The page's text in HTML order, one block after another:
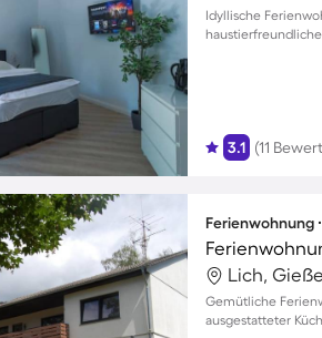
Idyllische
3.1 (11
Ferienwohnung
Lich,
Gemütliche
ausgestatteter